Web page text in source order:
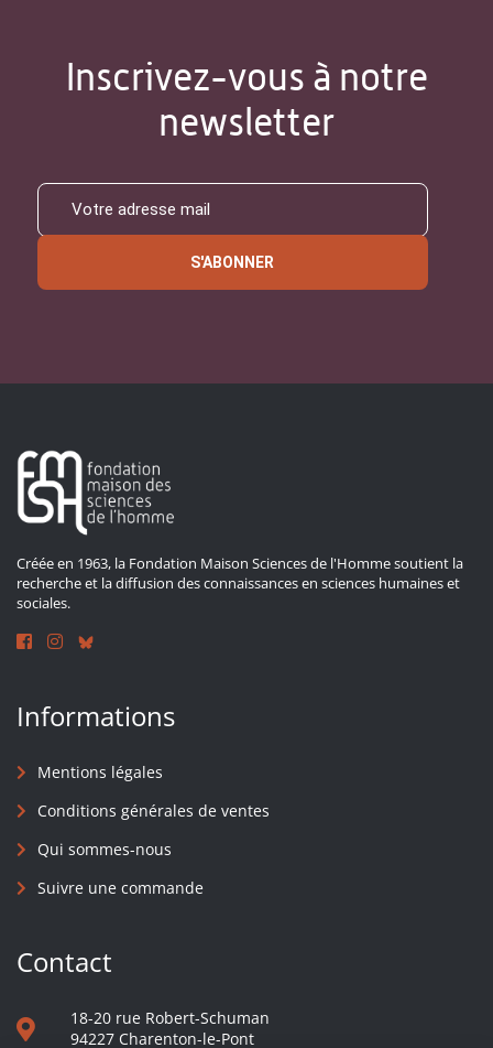
Inscrivez-vous à notre
newsletter
S'ABONNER
Créée en 1963, la Fondation Maison Sciences de l'Homme soutient la
recherche et la diffusion des connaissances en sciences humaines et
sociales.
Informations
Mentions légales
Conditions générales de ventes
Qui sommes-nous
Suivre une commande
Contact
18-20 rue Robert-Schuman
94227 Charenton-le-Pont